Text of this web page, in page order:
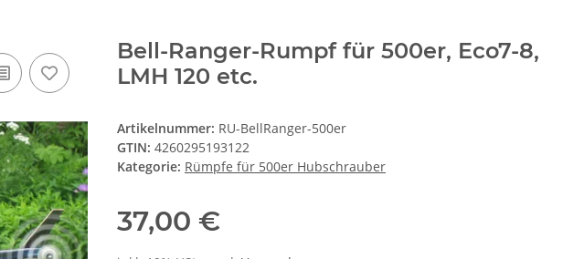
Bell-Ranger-Rumpf für 500er, Eco7-8,
LMH 120 etc.
Artikelnummer: RU-BellRanger-500er
GTIN: 4260295193122
Kategorie: Rümpfe für 500er Hubschrauber
37,00 €